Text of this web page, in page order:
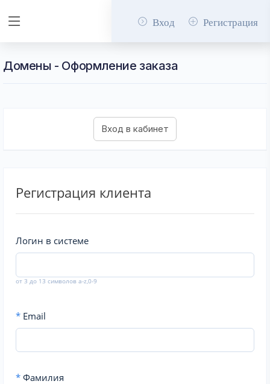
Вход Регистрация
Домены - Оформление заказа
Регистрация клиента
Логин в системе
от 3 до 13 символов a-z,0-9
* Email
* Фамилия